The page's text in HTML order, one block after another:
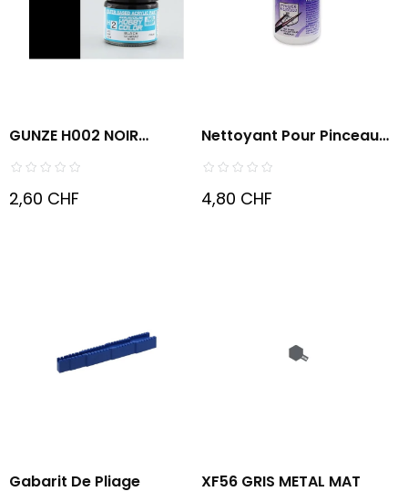
GUNZE H002 NOIR
BRILLANT
2,60 CHF
Nettoyant Pour Pinceaux
-...
4,80 CHF
Gabarit De Pliage XF56 GRIS METAL MAT